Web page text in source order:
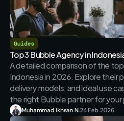
Guides
Top 3 Bubble Agency in
A detailed comparison of the
Indonesia in 2026. Explore their
delivery models, and ideal use
the right Bubble partner for
Muhammad Ikhsan N.24 Feb 2026